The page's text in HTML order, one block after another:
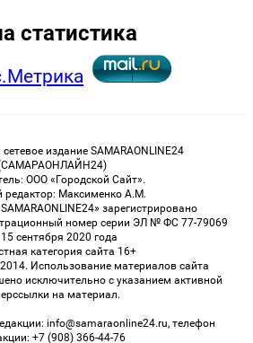
статистика
издание SAMARAONLINE24
ООО «Городской Сайт».
редактор: Максименко А.М.
зарегистрировано
номер серии ЭЛ № ФС 77-79069
сентября 2020 года
категория сайта 16+
Использование материалов сайта
исключительно с указанием активной
на материал.
info@samaraonline24.ru, телефон
+7 (908) 366-44-76